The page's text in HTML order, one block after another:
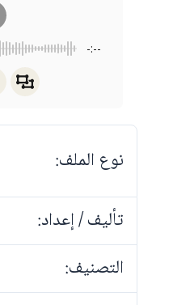
-:--
نوع الملف:
تأليف / إعداد:
التصنيف: